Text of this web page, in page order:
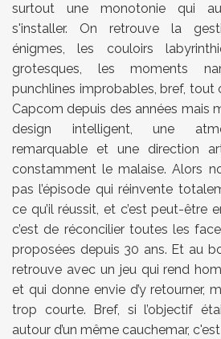
surtout une monotonie qui
s'installer. On retrouve la
énigmes, les couloirs
grotesques, les moments
punchlines improbables, bref, tout
Capcom depuis des années mais
design intelligent, une
remarquable et une direction
constamment le malaise. Alors
pas l’épisode qui réinvente
ce qu’il réussit, et c’est peut-être
c’est de réconcilier toutes les
proposées depuis 30 ans. Et au
retrouve avec un jeu qui rend
et qui donne envie d’y retourner,
trop courte. Bref, si l’objectif
autour d’un même cauchemar,